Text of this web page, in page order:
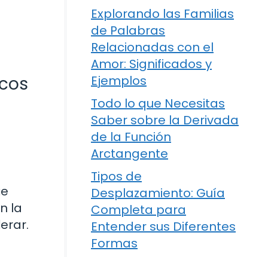
la
Explorando las Familias
de Palabras
Relacionadas con el
Amor: Significados y
Ejemplos
Todo lo que Necesitas
Saber sobre la Derivada
de la Función
Arctangente
Tipos de
Desplazamiento: Guía
Completa para
Entender sus Diferentes
Formas